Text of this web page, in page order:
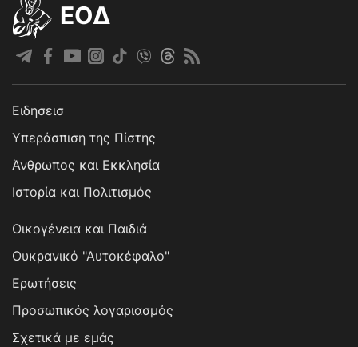
EOΔ
Ειδησεισ
Υπεράσπιση της Πίστης
Άνθρωπος και Εκκλησία
Ιστορία και Πολιτισμός
Οικογένεια και Παιδιά
Ουκρανικό "Αυτοκέφαλο"
Ερωτήσεις
Προσωπικός λογαριασμός
Σχετικά με εμάς